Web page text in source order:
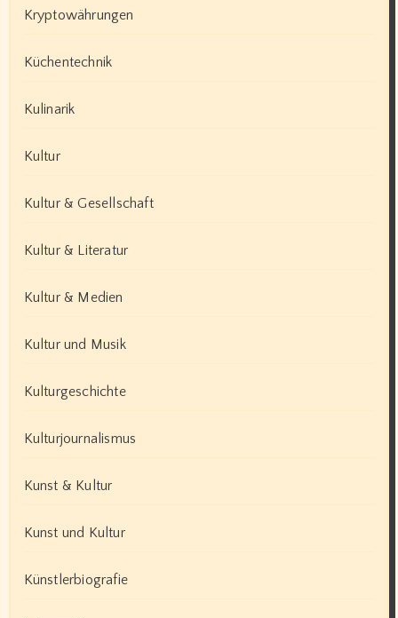
Kryptowährungen
Küchentechnik
Kulinarik
Kultur
Kultur & Gesellschaft
Kultur & Literatur
Kultur & Medien
Kultur und Musik
Kulturgeschichte
Kulturjournalismus
Kunst & Kultur
Kunst und Kultur
Künstlerbiografie